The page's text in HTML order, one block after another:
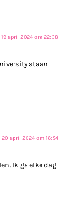
19 april 2024 om 22:38
staan
20 april 2024 om 16:54
Ik ga elke dag